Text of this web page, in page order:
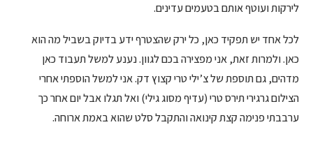
לירקות ועוטף אותם בטעמים עדינים.
לכל אחד יש תפקיד כאן, כל ירק שהצטרף ידע בדיוק בשביל מה הוא
כאן. ולמרות זאת, אני מפצירה בכם לגוון. נענע למשל תעבוד כאן
מדהים, גם תוספת של צ’ילי טרי קצוץ דק. אני למשל הוספתי אחרי
הצילום גרגירי תירס טרי (עדיף מסוג גילי) ואל תגלו אבל יום אחר כך
ערבבתי פנימה קצת קינואה והתקבל סלט שהוא באמת ארוחה.